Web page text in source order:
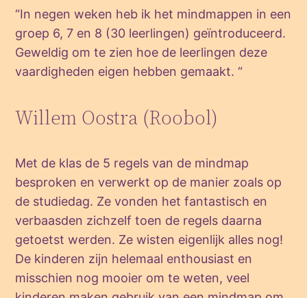
“In negen weken heb ik het mindmappen in een
groep 6, 7 en 8 (30 leerlingen) geïntroduceerd.
Geweldig om te zien hoe de leerlingen deze
vaardigheden eigen hebben gemaakt. “
Willem Oostra (Roobol)
Met de klas de 5 regels van de mindmap
besproken en verwerkt op de manier zoals op
de studiedag. Ze vonden het fantastisch en
verbaasden zichzelf toen de regels daarna
getoetst werden. Ze wisten eigenlijk alles nog!
De kinderen zijn helemaal enthousiast en
misschien nog mooier om te weten, veel